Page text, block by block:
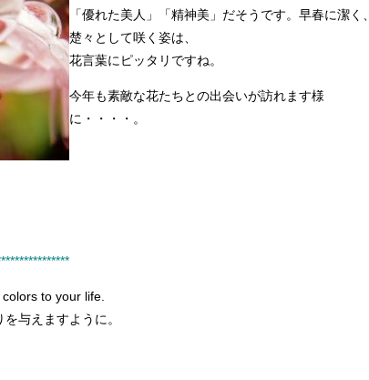
「優れた美人」「精神美」だそうです。早春に潔く、
楚々として咲く姿は、
花言葉にピッタリですね。
今年も素敵な花たちとの出会いが訪れます様
に・・・・。
to your life.
与えますように。